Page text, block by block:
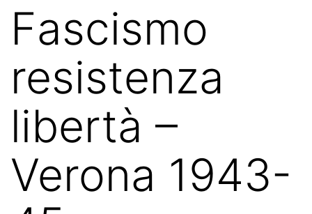
Fascismo
resistenza
libertà –
Verona 1943-